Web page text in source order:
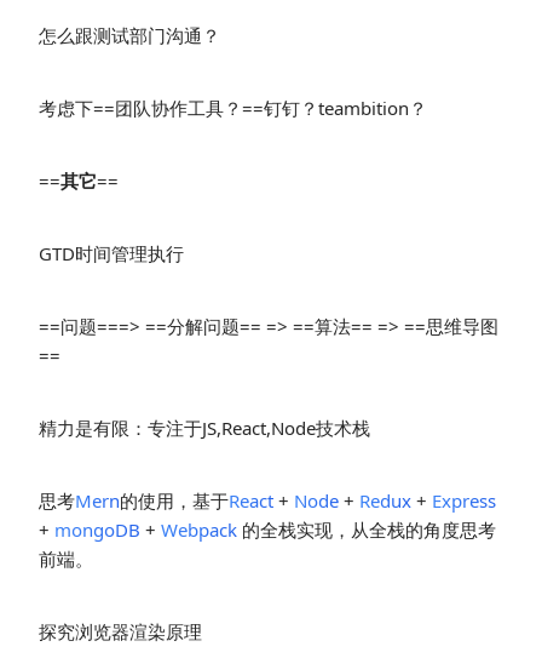
怎么跟测试部门沟通？
考虑下==团队协作工具？==钉钉？teambition？
==其它==
GTD时间管理执行
==问题===> ==分解问题== => ==算法== => ==思维导图
==
精力是有限：专注于JS,React,Node技术栈
思考Mern的使用，基于React + Node + Redux + Express
+ mongoDB + Webpack 的全栈实现，从全栈的角度思考
前端。
探究浏览器渲染原理